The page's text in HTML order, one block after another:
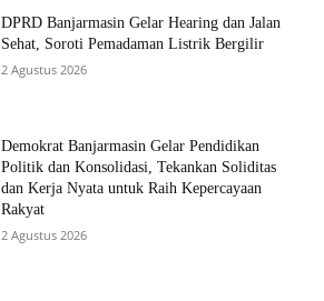
DPRD Banjarmasin Gelar Hearing dan Jalan
Sehat, Soroti Pemadaman Listrik Bergilir
2 Agustus 2026
Demokrat Banjarmasin Gelar Pendidikan
Politik dan Konsolidasi, Tekankan Soliditas
dan Kerja Nyata untuk Raih Kepercayaan
Rakyat
2 Agustus 2026